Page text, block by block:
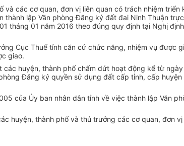
và các cơ quan, đơn vị liên quan có trách nhiệm triển
lập Văn phòng Đăng ký đất đai Ninh Thuận
tháng 01 năm 2016 theo đúng quy định tại Nghị
Cục Thuế tỉnh căn cứ chức năng, nhiệm vụ được
giao.
huyện, thành phố chấm dứt hoạt động kể từ
Đăng ký quyền sử dụng đất cấp tỉnh, cấp
của Ủy ban nhân dân tỉnh về việc thành lập Văn
huyện, thành phố và thủ trưởng các cơ quan, đơn